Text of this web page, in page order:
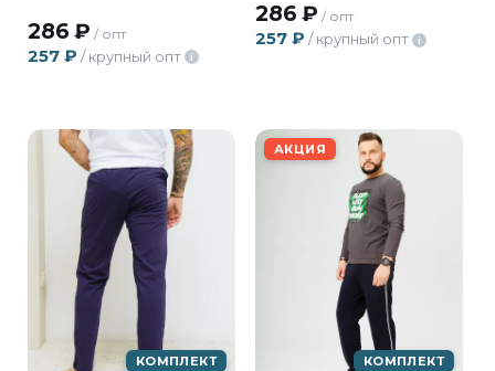
286 ₽ / опт
257 ₽ / крупный опт i
286 ₽ / опт
257 ₽ / крупный опт i
КОМПЛЕКТ
АКЦИЯ
КОМПЛЕКТ